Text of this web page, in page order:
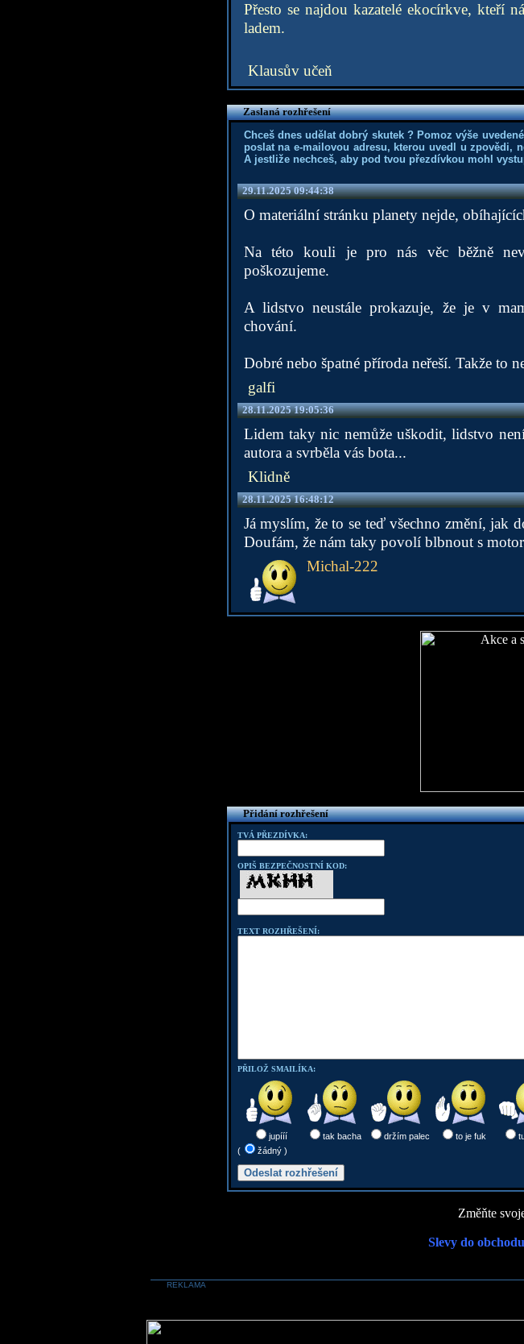
Přesto se najdou kazatelé ekocírkve, kteří
ladem.
Klausův učeň
Zaslaná rozhřešení
Chceš dnes udělat dobrý skutek ? Pomoz výše
poslat na e-mailovou adresu, kterou uvedl u zpovědi,
A jestliže nechceš, aby pod tvou přezdívkou mohl
29.11.2025 09:44:38
O materiální stránku planety nejde,
Na této kouli je pro nás věc běžně
poškozujeme.
A lidstvo neustále prokazuje, že je v
chování.
Dobré nebo špatné příroda neřeší. Takže to
galfi
28.11.2025 19:05:36
Lidem taky nic nemůže uškodit, lidstvo
autora a svrběla vás bota...
Klidně
28.11.2025 16:48:12
Já myslím, že to se teď všechno změní, jak
Doufám, že nám taky povolí blbnout s
Michal-222
Přidání rozhřešení
TVÁ PŘEZDÍVKA:
OPIŠ BEZPEČNOSTNÍ KOD:
TEXT ROZHŘEŠENÍ:
PŘILOŽ SMAILÍKA:
jupííí tak bacha držím palec to je fuk
(
žádný )
Změňte
Slevy do
REKLAMA